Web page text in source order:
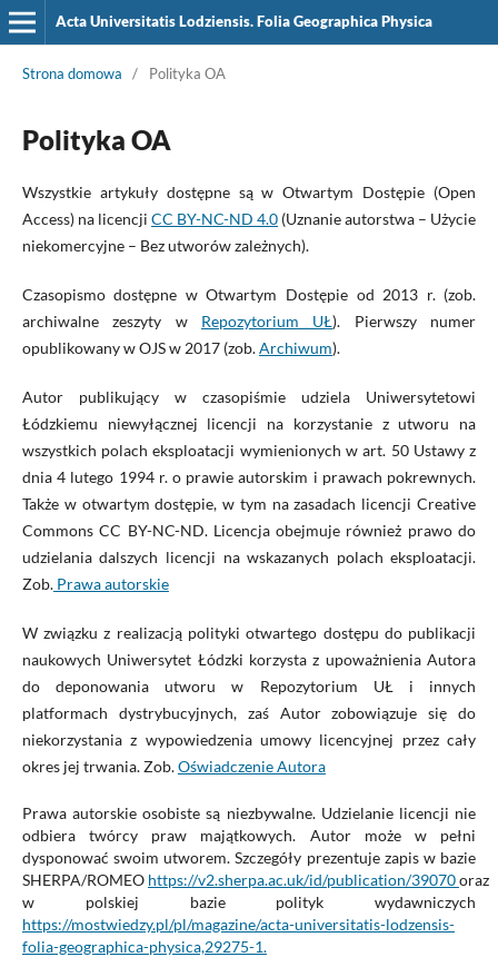
Acta Universitatis Lodziensis. Folia Geographica Physica
Strona domowa / Polityka OA
Polityka OA
Wszystkie artykuły dostępne są w Otwartym Dostępie (Open
Access) na licencji CC BY-NC-ND 4.0 (Uznanie autorstwa – Użycie
niekomercyjne – Bez utworów zależnych).
Czasopismo dostępne w Otwartym Dostępie od 2013 r. (zob.
archiwalne zeszyty w Repozytorium UŁ). Pierwszy numer
opublikowany w OJS w 2017 (zob.Archiwum).
Autor publikujący w czasopiśmie udziela Uniwersytetowi
Łódzkiemu niewyłącznej licencji na korzystanie z utworu na
wszystkich polach eksploatacji wymienionych w art. 50 Ustawy z
dnia 4 lutego 1994 r. o prawie autorskim i prawach pokrewnych.
Także w otwartym dostępie, w tym na zasadach licencji Creative
Commons CC BY-NC-ND. Licencja obejmuje również prawo do
udzielania dalszych licencji na wskazanych polach eksploatacji.
Zob.Prawa autorskie
W związku z realizacją polityki otwartego dostępu do publikacji
naukowych Uniwersytet Łódzki korzysta z upoważnienia Autora
do deponowania utworu w Repozytorium UŁ i innych
platformach dystrybucyjnych, zaś Autor zobowiązuje się do
niekorzystania z wypowiedzenia umowy licencyjnej przez cały
okres jej trwania. Zob.Oświadczenie Autora
Prawa autorskie osobiste są niezbywalne. Udzielanie licencji nie
odbiera twórcy praw majątkowych. Autor może w pełni
dysponować swoim utworem. Szczegóły prezentuje zapis w bazie
SHERPA/ROMEO https://v2.sherpa.ac.uk/id/publication/39070oraz
w polskiej bazie polityk wydawniczych
https://mostwiedzy.pl/pl/magazine/acta-universitatis-lodzensis-
folia-geographica-physica,29275-1.